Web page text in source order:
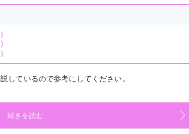
しているので参考にしてください。
続きを読む